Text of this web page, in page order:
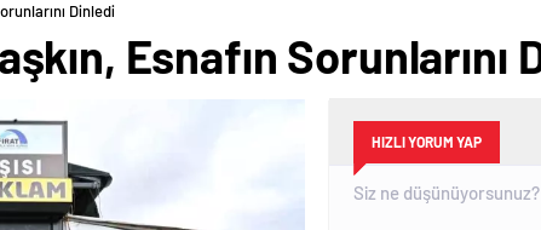
Dinledi
Esnafın Sorunlarını
HIZLI YORUM YAP